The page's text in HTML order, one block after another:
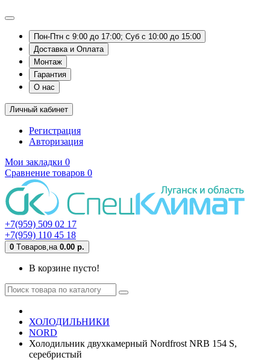
Пон-Птн с 9:00 до 17:00; Суб с 10:00 до 15:00
Доставка и Оплата
Монтаж
Гарантия
О нас
Личный кабинет
Регистрация
Авторизация
Мои закладки 0
Сравнение товаров 0
+7(959) 509 02 17
+7(959) 110 45 18
0 Tоваров,на 0.00 р.
В корзине пусто!
ХОЛОДИЛЬНИКИ
NORD
Холодильник двухкамерный Nordfrost NRB 154 S,
серебристый